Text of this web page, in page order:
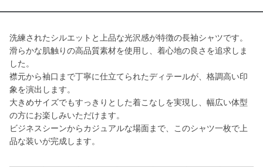
洗練されたシルエットと上品な光沢感が特徴の長袖シャツです。
滑らかな肌触りの高品質素材を使用し、着心地の良さを追求しま
した。
襟元から袖口まで丁寧に仕立てられたディテールが、格調高い印
象を演出します。
大きめサイズでもすっきりとした着こなしを実現し、幅広い体型
の方にお楽しみいただけます。
ビジネスシーンからカジュアルな場面まで、このシャツ一枚で上
品な装いが完成します。